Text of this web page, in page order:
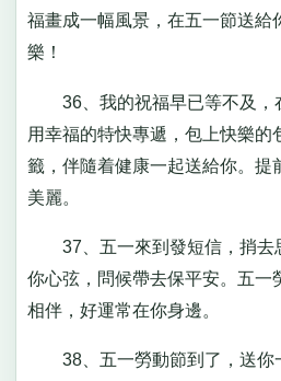
福畫成一幅風景，在五一節送給
樂！
36、我的祝福早已等不及，
用幸福的特快專遞，包上快樂的
籤，伴隨着健康一起送給你。提
美麗。
37、五一來到發短信，捎去
你心弦，問候帶去保平安。五一
相伴，好運常在你身邊。
38、五一勞動節到了，送你